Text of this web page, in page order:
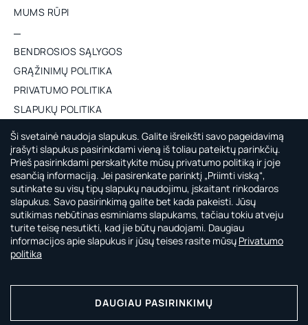
MUMS RŪPI
BENDROSIOS SĄLYGOS
GRĄŽINIMŲ POLITIKA
PRIVATUMO POLITIKA
SLAPUKŲ POLITIKA
ES PROJEKTAS
Ši svetainė naudoja slapukus. Galite išreikšti savo pageidavimą
įrašyti slapukus pasirinkdami vieną iš toliau pateiktų parinkčių.
Prieš pasirinkdami perskaitykite mūsų privatumo politiką ir joje
esančią informaciją. Jei pasirenkate parinktį „Priimti viską“,
sutinkate su visų tipų slapukų naudojimu, įskaitant rinkodaros
slapukus. Savo pasirinkimą galite bet kada pakeisti. Jūsų
sutikimas nebūtinas esminiams slapukams, tačiau tokiu atveju
turite teisę nesutikti, kad jie būtų naudojami. Daugiau
informacijos apie slapukus ir jūsų teises rasite mūsų Privatumo
politika
DAUGIAU PASIRINKIMŲ
APIE CAPSULE BY AGNĖ GILYTĖ
CAPSULE by Agnė Gilytė rasi laikui nepavaldžius, universalius ir
kokybiškus drabužius, kurie padės mėgautis kiekviena tavo
nuostabaus gyvenimo diena.